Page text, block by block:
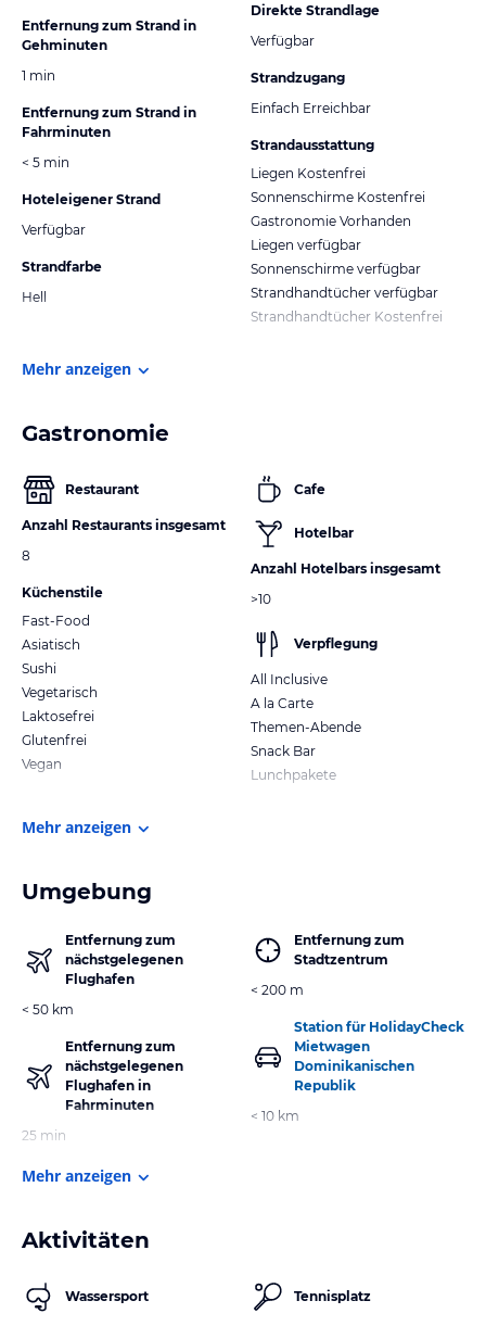
Entfernung zum Strand in
Gehminuten
1 min
Entfernung zum Strand in
Fahrminuten
< 5 min
Hoteleigener Strand
Verfügbar
Strandfarbe
Hell
Direkte Strandlage
Verfügbar
Strandzugang
Einfach Erreichbar
Strandausstattung
Liegen Kostenfrei
Sonnenschirme Kostenfrei
Gastronomie Vorhanden
Liegen verfügbar
Sonnenschirme verfügbar
Strandhandtücher verfügbar
Strandhandtücher Kostenfrei
Mehr anzeigen
Gastronomie
Restaurant
Anzahl Restaurants insgesamt
8
Küchenstile
Fast-Food
Asiatisch
Sushi
Vegetarisch
Laktosefrei
Glutenfrei
Vegan
Cafe
Hotelbar
Anzahl Hotelbars insgesamt
>10
Verpflegung
All Inclusive
A la Carte
Themen-Abende
Snack Bar
Lunchpakete
Mehr anzeigen
Umgebung
Entfernung zum
nächstgelegenen
Flughafen
< 50 km
Entfernung zum
nächstgelegenen
Flughafen in
Fahrminuten
25 min
Entfernung zum
Stadtzentrum
< 200 m
Station für HolidayCheck
Mietwagen
Dominikanischen
Republik
< 10 km
Mehr anzeigen
Aktivitäten
Wassersport Tennisplatz